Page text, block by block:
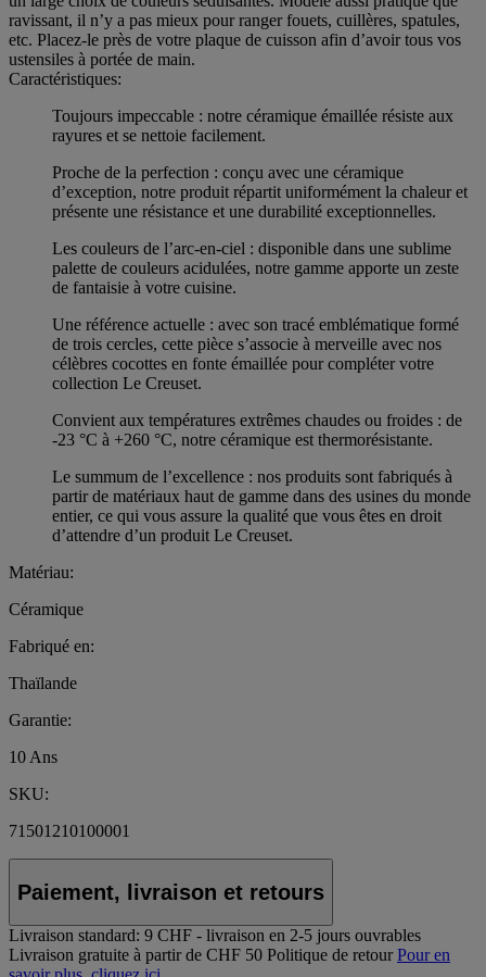
ravissant, il n’y a pas mieux pour ranger fouets, cuillères, spatules,
etc. Placez-le près de votre plaque de cuisson afin d’avoir tous vos
ustensiles à portée de main.
Caractéristiques:
Toujours impeccable : notre céramique émaillée résiste aux
rayures et se nettoie facilement.
Proche de la perfection : conçu avec une céramique
d’exception, notre produit répartit uniformément la chaleur et
présente une résistance et une durabilité exceptionnelles.
Les couleurs de l’arc-en-ciel : disponible dans une sublime
palette de couleurs acidulées, notre gamme apporte un zeste
de fantaisie à votre cuisine.
Une référence actuelle : avec son tracé emblématique formé
de trois cercles, cette pièce s’associe à merveille avec nos
célèbres cocottes en fonte émaillée pour compléter votre
collection Le Creuset.
Convient aux températures extrêmes chaudes ou froides : de
-23 °C à +260 °C, notre céramique est thermorésistante.
Le summum de l’excellence : nos produits sont fabriqués à
partir de matériaux haut de gamme dans des usines du monde
entier, ce qui vous assure la qualité que vous êtes en droit
d’attendre d’un produit Le Creuset.
Matériau:
Céramique
Fabriqué en:
Thaïlande
Garantie:
10 Ans
SKU:
71501210100001
Paiement, livraison et retours
Livraison standard: 9 CHF - livraison en 2-5 jours ouvrables
Livraison gratuite à partir de CHF 50 Politique de retour Pour en